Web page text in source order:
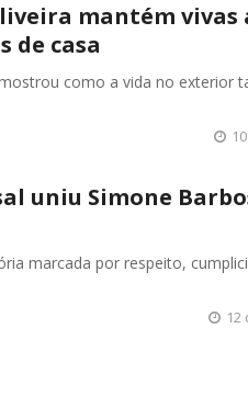
mantém vivas
de casa
como a vida no exterior
uniu Simone
marcada por respeito,
12